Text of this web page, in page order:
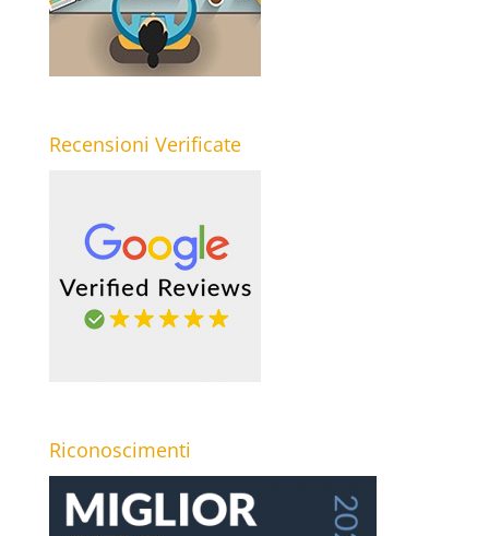
Recensioni Verificate
Riconoscimenti